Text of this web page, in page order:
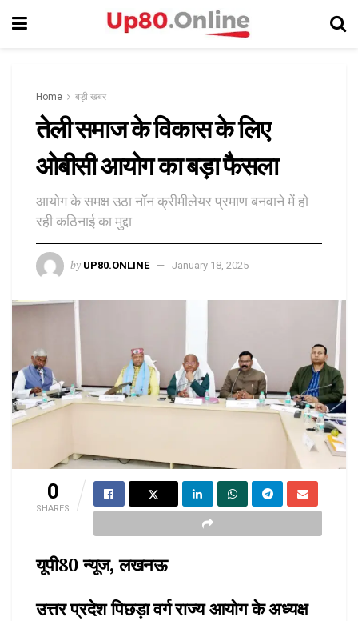
Home बड़ी खबर
तेली समाज के विकास के लिए
ओबीसी आयोग का बड़ा फैसला
आयोग के समक्ष उठा नॉन क्रीमीलेयर प्रमाण बनवाने में हो
रही कठिनाई का मुद्दा
by UP80.ONLINE January 18, 2025
0
SHARES
यूपी80 न्यूज, लखनऊ
उत्तर प्रदेश पिछड़ा वर्ग राज्य आयोग के अध्यक्ष